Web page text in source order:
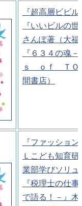
『超高層ビビ
『いいビルの
さんぽ著（大福
『６３４の魂
ｓ ｏｆ ＴＯ
間書店）
『ファッショ
Ｌこども知育
業部学びソリ
『税理士の仕
で語る！－』